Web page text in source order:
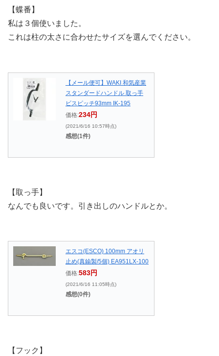
【蝶番】
私は３個使いました。
これは柱の太さに合わせたサイズを選んでください。
【メール便可】WAKI 和気産業
スタンダードハンドル 取っ手
ビスピッチ93mm IK-195
価格:234円
(2021/6/16 10:57時点)
感想(1件)
【取っ手】
なんでも良いです。引き出しのハンドルとか。
エスコ(ESCO) 100mm アオリ
止め(真鍮製/5個) EA951LX-100
価格:583円
(2021/6/16 11:05時点)
感想(0件)
【フック】